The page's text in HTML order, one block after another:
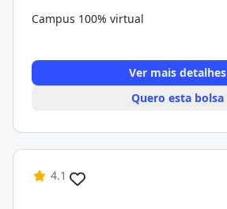
Campus 100% virtual
Ver mais detalhes
Quero esta bolsa
4.1